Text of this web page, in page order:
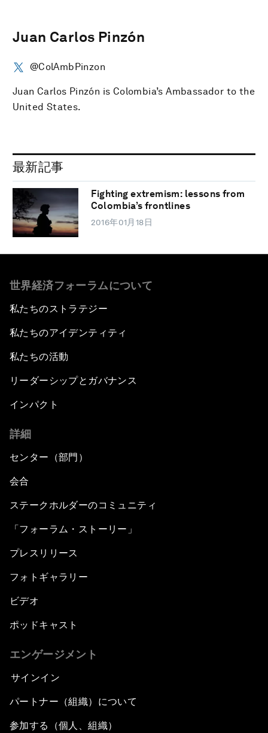
Juan Carlos Pinzón
@ColAmbPinzon
Juan Carlos Pinzón is Colombia’s Ambassador to the
United States.
最新記事
Fighting extremism: lessons from
Colombia’s frontlines
2016年01月18日
世界経済フォーラムについて
私たちのストラテジー
私たちのアイデンティティ
私たちの活動
リーダーシップとガバナンス
インパクト
詳細
センター（部門）
会合
ステークホルダーのコミュニティ
「フォーラム・ストーリー」
プレスリリース
フォトギャラリー
ビデオ
ポッドキャスト
エンゲージメント
サインイン
パートナー（組織）について
参加する（個人、組織）